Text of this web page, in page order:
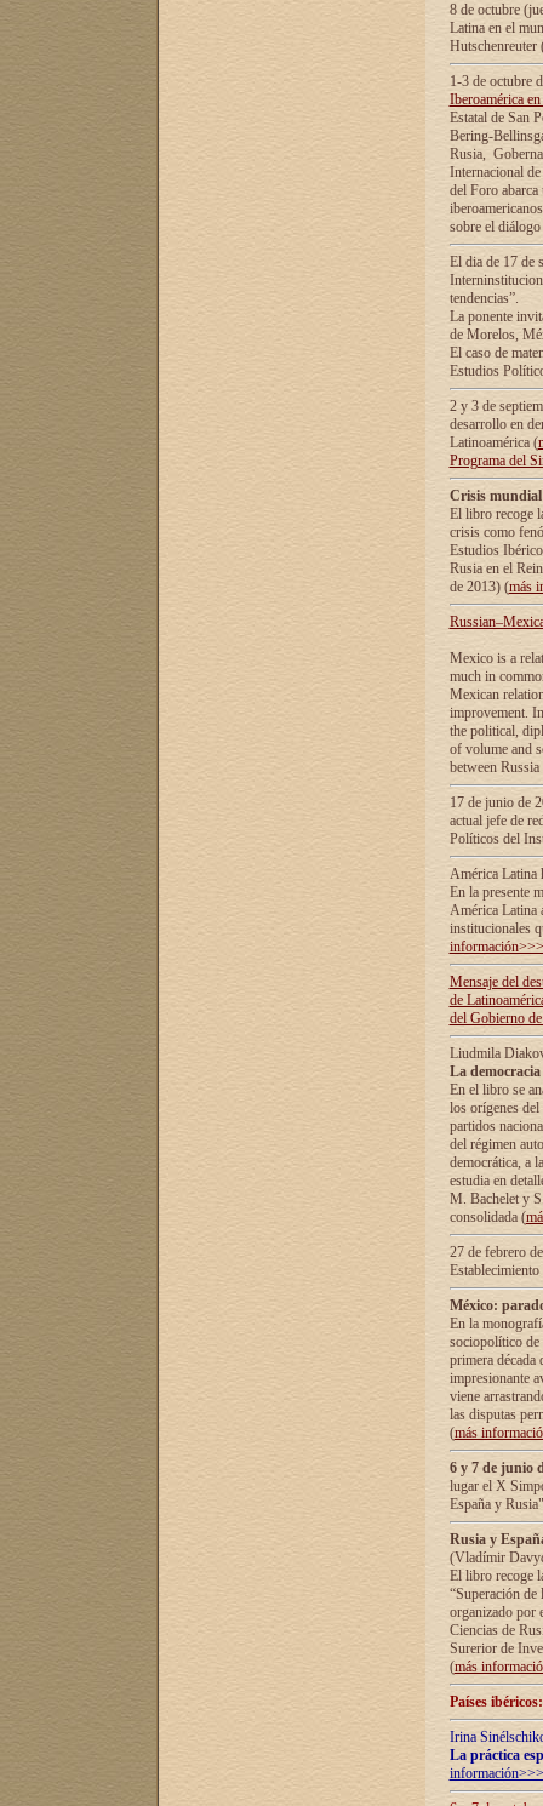
8 de octubre
Latina en el
1-3 de octubre
Iberoamérica
Estatal de San
Bering-
Rusia,
Internacional
del Foro
sobre el
El dia de 17 de
tendencias”.
La ponente
de Morelos,
El caso de
Estudios
2 y 3 de
desarrollo en
Latinoamérica (
Programa del
Crisis
El libro recoge
crisis como
Estudios
Rusia en el
de 2013) (más
Mexico is a
much in
Mexican
improvement.
the political,
of volume and
between
17 de junio de
actual jefe de
Políticos del
América Latina
En la presente
América Latina
institucionales
información>>>
Mensaje del
de
del Gobierno
Liudmila
La
En el libro se
los orígenes
partidos
del régimen
democrática, а
estudia en
М. Bachelet у
consolidada (
27 de febrero
México:
En la
sociopolítico de
primera década
impresionante
viene
las disputas
(más
6 y 7 de junio
lugar el X
España y
Rusia y
(Vladímir
El libro recoge
“Superación
organizado por
Ciencias de
Surerior de
(más
Países
Irina
La práctica
información>>>